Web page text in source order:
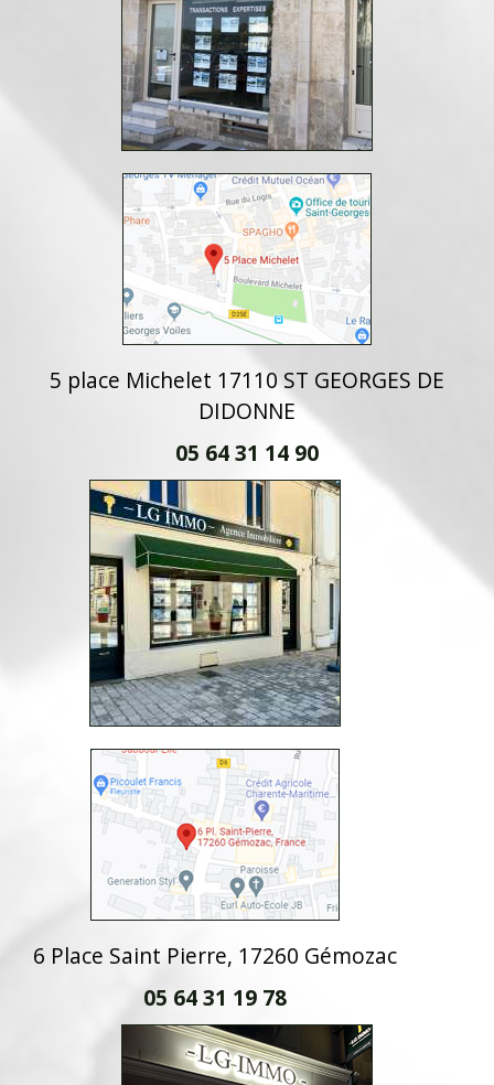
5 place Michelet 17110 ST GEORGES DE
DIDONNE
05 64 31 14 90
6 Place Saint Pierre, 17260 Gémozac
05 64 31 19 78